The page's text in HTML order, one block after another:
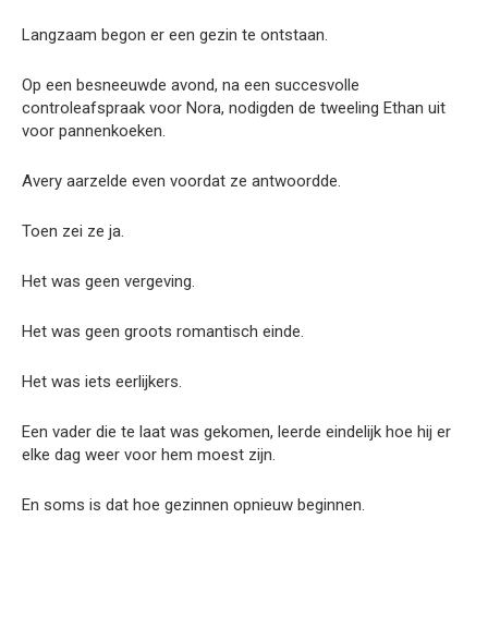
Langzaam begon er een gezin te ontstaan.
Op een besneeuwde avond, na een succesvolle
controleafspraak voor Nora, nodigden de tweeling Ethan uit
voor pannenkoeken.
Avery aarzelde even voordat ze antwoordde.
Toen zei ze ja.
Het was geen vergeving.
Het was geen groots romantisch einde.
Het was iets eerlijkers.
Een vader die te laat was gekomen, leerde eindelijk hoe hij er
elke dag weer voor hem moest zijn.
En soms is dat hoe gezinnen opnieuw beginnen.